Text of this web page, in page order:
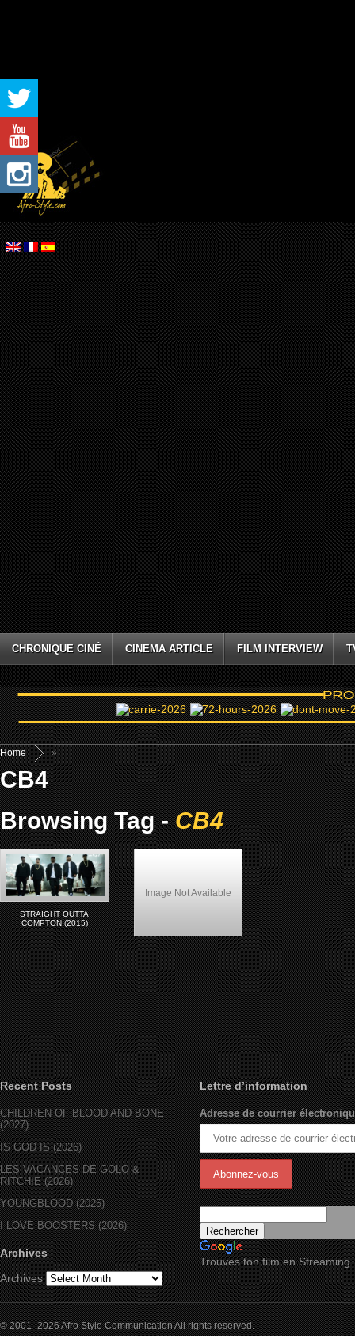
CHRONIQUE CINÉ CINEMA ARTICLE FILM INTERVIEW
Home »
CB4
Browsing Tag -CB4
STRAIGHT OUTTA
COMPTON (2015)
Image Not Available
CB4 (1993)
Recent Posts
CHILDREN OF BLOOD AND BONE
(2027)
IS GOD IS (2026)
LES VACANCES DE GOLO &
RITCHIE (2026)
YOUNGBLOOD (2025)
I LOVE BOOSTERS (2026)
Archives
Archives
Lettre d’information
Adresse de courrier
Trouves ton film en Streaming
© 2001- 2026 Afro Style Communication All rights reserved.